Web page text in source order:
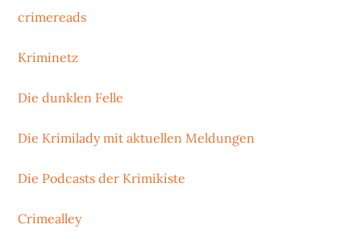
crimereads
Kriminetz
Die dunklen Felle
Die Krimilady mit aktuellen Meldungen
Die Podcasts der Krimikiste
Crimealley